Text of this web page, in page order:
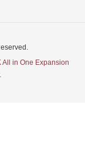
All in One Expansion